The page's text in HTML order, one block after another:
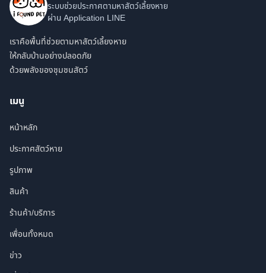
ระบบช่วยประกาศตามหาสัตว์เลี้ยงหาย
ผ่าน Application LINE
เราคือพื้นที่ช่วยตามหาสัตว์เลี้ยงหาย
ให้กลับบ้านอย่างปลอดภัย
ด้วยพลังของชุมชนสัตว์
เมนู
หน้าหลัก
ประกาศสัตว์หาย
รูปภาพ
สินค้า
ร้านค้า/บริการ
เพื่อนทั้งหมด
ข่าว